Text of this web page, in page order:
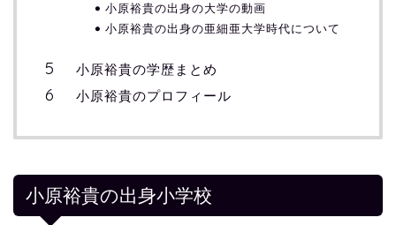
小原裕貴の出身の大学の動画
小原裕貴の出身の亜細亜大学時代について
小原裕貴の学歴まとめ
小原裕貴のプロフィール
小原裕貴の出身小学校